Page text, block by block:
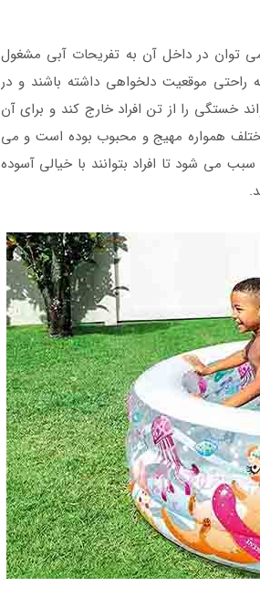
توان در داخل آن به تفریحات آبی مشغول
راحتی موقعیت دلخواهی داشته باشند و در
خستگی را از تن افراد خارج کند و برای آن
همواره مهیج و محبوب بوده است و می
می شود تا افراد بتوانند با خیالی آسوده